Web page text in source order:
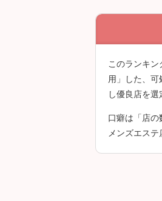
このランキ
用」した、
し優良店を選
口癖は「店
メンズエス